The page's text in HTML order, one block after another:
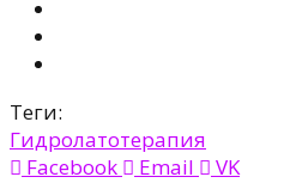
Теги:
Гидролатотерапия
Facebook
Email VK